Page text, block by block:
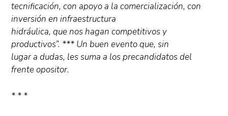
tecnificación, con apoyo a la comercialización, con
inversión en infraestructura
hidráulica, que nos hagan competitivos y
productivos”. *** Un buen evento que, sin
lugar a dudas, les suma a los precandidatos del
frente opositor.
* * *